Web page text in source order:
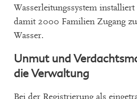
Wasserleitungssystem
damit 2000 Familien Zugang
Wasser.
Unmut und
die Verwaltung